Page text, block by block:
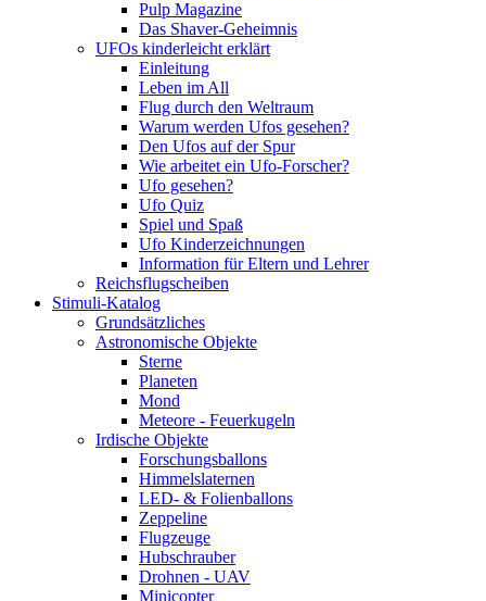
Pulp Magazine
Das Shaver-Geheimnis
UFOs kinderleicht erklärt
Einleitung
Leben im All
Flug durch den Weltraum
Warum werden Ufos gesehen?
Den Ufos auf der Spur
Wie arbeitet ein Ufo-Forscher?
Ufo gesehen?
Ufo Quiz
Spiel und Spaß
Ufo Kinderzeichnungen
Information für Eltern und Lehrer
Reichsflugscheiben
Stimuli-Katalog
Grundsätzliches
Astronomische Objekte
Sterne
Planeten
Mond
Meteore - Feuerkugeln
Irdische Objekte
Forschungsballons
Himmelslaternen
LED- & Folienballons
Zeppeline
Flugzeuge
Hubschrauber
Drohnen - UAV
Minicopter